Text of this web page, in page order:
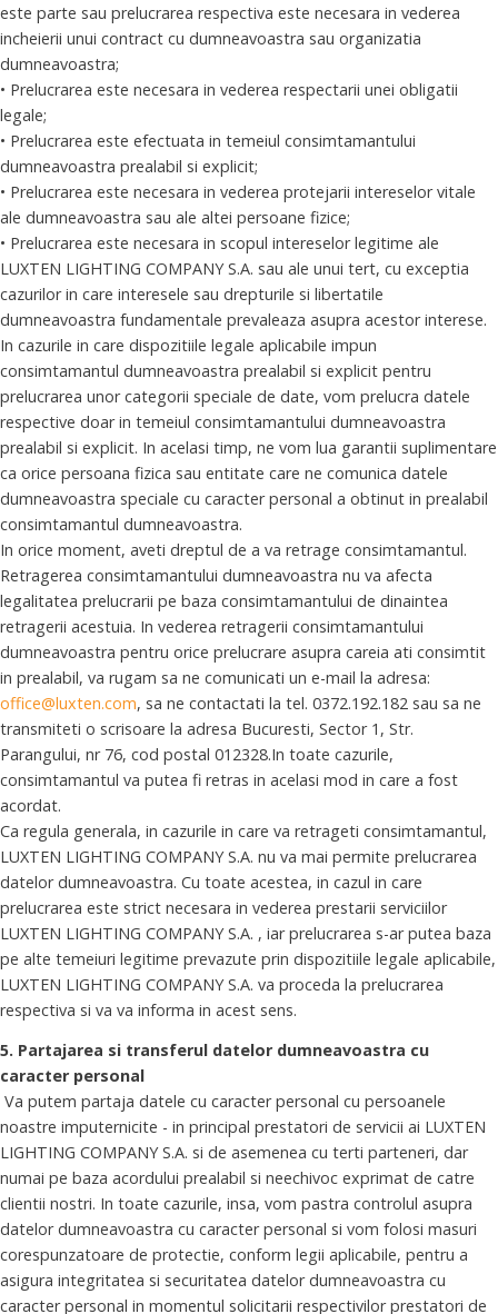
este parte sau prelucrarea respectiva este necesara in vederea
incheierii unui contract cu dumneavoastra sau organizatia
dumneavoastra;
• Prelucrarea este necesara in vederea respectarii unei obligatii
legale;
• Prelucrarea este efectuata in temeiul consimtamantului
dumneavoastra prealabil si explicit;
• Prelucrarea este necesara in vederea protejarii intereselor vitale
ale dumneavoastra sau ale altei persoane fizice;
• Prelucrarea este necesara in scopul intereselor legitime ale
LUXTEN LIGHTING COMPANY S.A. sau ale unui tert, cu exceptia
cazurilor in care interesele sau drepturile si libertatile
dumneavoastra fundamentale prevaleaza asupra acestor interese.
In cazurile in care dispozitiile legale aplicabile impun
consimtamantul dumneavoastra prealabil si explicit pentru
prelucrarea unor categorii speciale de date, vom prelucra datele
respective doar in temeiul consimtamantului dumneavoastra
prealabil si explicit. In acelasi timp, ne vom lua garantii suplimentare
ca orice persoana fizica sau entitate care ne comunica datele
dumneavoastra speciale cu caracter personal a obtinut in prealabil
consimtamantul dumneavoastra.
In orice moment, aveti dreptul de a va retrage consimtamantul.
Retragerea consimtamantului dumneavoastra nu va afecta
legalitatea prelucrarii pe baza consimtamantului de dinaintea
retragerii acestuia. In vederea retragerii consimtamantului
dumneavoastra pentru orice prelucrare asupra careia ati consimtit
in prealabil, va rugam sa ne comunicati un e-mail la adresa:
office@luxten.com, sa ne contactati la tel. 0372.192.182 sau sa ne
transmiteti o scrisoare la adresa Bucuresti, Sector 1, Str.
Parangului, nr 76, cod postal 012328.In toate cazurile,
consimtamantul va putea fi retras in acelasi mod in care a fost
acordat.
Ca regula generala, in cazurile in care va retrageti consimtamantul,
LUXTEN LIGHTING COMPANY S.A. nu va mai permite prelucrarea
datelor dumneavoastra. Cu toate acestea, in cazul in care
prelucrarea este strict necesara in vederea prestarii serviciilor
LUXTEN LIGHTING COMPANY S.A. , iar prelucrarea s-ar putea baza
pe alte temeiuri legitime prevazute prin dispozitiile legale aplicabile,
LUXTEN LIGHTING COMPANY S.A. va proceda la prelucrarea
respectiva si va va informa in acest sens.
5. Partajarea si transferul datelor dumneavoastra cu
caracter personal
Va putem partaja datele cu caracter personal cu persoanele
noastre imputernicite - in principal prestatori de servicii ai LUXTEN
LIGHTING COMPANY S.A. si de asemenea cu terti parteneri, dar
numai pe baza acordului prealabil si neechivoc exprimat de catre
clientii nostri. In toate cazurile, insa, vom pastra controlul asupra
datelor dumneavoastra cu caracter personal si vom folosi masuri
corespunzatoare de protectie, conform legii aplicabile, pentru a
asigura integritatea si securitatea datelor dumneavoastra cu
caracter personal in momentul solicitarii respectivilor prestatori de